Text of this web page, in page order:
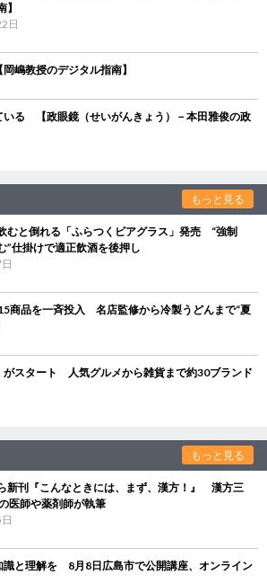
日
嶋教授のデジタル指南】
いる 【政眼鏡（せいがんきょう）－本田雅俊の政
もっと見る
むと倒れる「ふらつくビアグラス」発売 “強制
”仕掛けで適正飲酒を後押し
商品を一斉投入 名店監修から冷製うどんまで“夏
がスタート 人気グルメから雑貨まで約30ブランド
もっと見る
新刊『こんなときには、まず、漢方！』 漢方三
医師や薬剤師が執筆
識と理解を 8月8日広島市で公開講座、オンライン